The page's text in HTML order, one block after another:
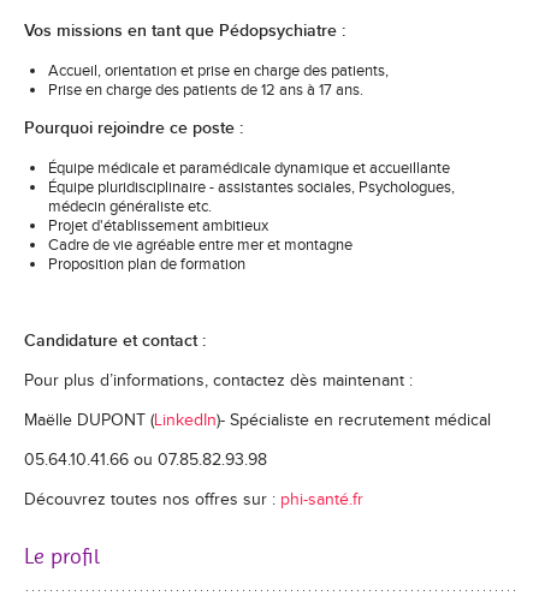
Vos missions en tant que Pédopsychiatre :
Accueil, orientation et prise en charge des patients,
Prise en charge des patients de 12 ans à 17 ans.
Pourquoi rejoindre ce poste :
Équipe médicale et paramédicale dynamique et accueillante
Équipe pluridisciplinaire - assistantes sociales, Psychologues,
médecin généraliste etc.
Projet d'établissement ambitieux
Cadre de vie agréable entre mer et montagne
Proposition plan de formation
Candidature et contact :
Pour plus d’informations, contactez dès maintenant :
Maëlle DUPONT (LinkedIn)- Spécialiste en recrutement médical
05.64.10.41.66 ou 07.85.82.93.98
Découvrez toutes nos offres sur : phi-santé.fr
Le profil